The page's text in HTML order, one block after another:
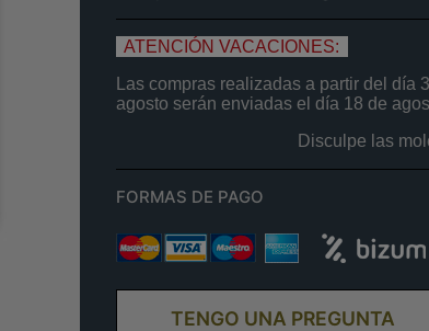
ATENCIÓN VACACIONES:
Las compras realizadas a partir del día
agosto serán enviadas el día 18 de
Disculpe las
FORMAS DE PAGO
TENGO UNA PREGUNTA